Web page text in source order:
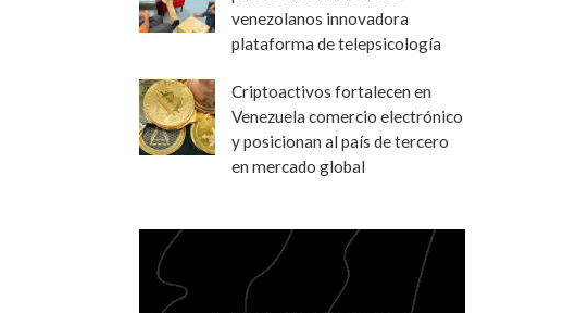
venezolanos innovadora
plataforma de telepsicología
Criptoactivos fortalecen en
Venezuela comercio electrónico
y posicionan al país de tercero
en mercado global